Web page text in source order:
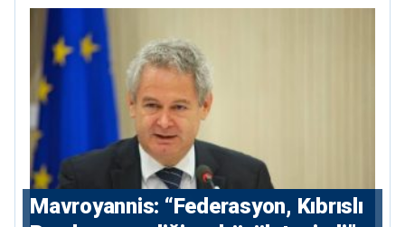
Mavroyannis: “Federasyon, Kıbrıslı